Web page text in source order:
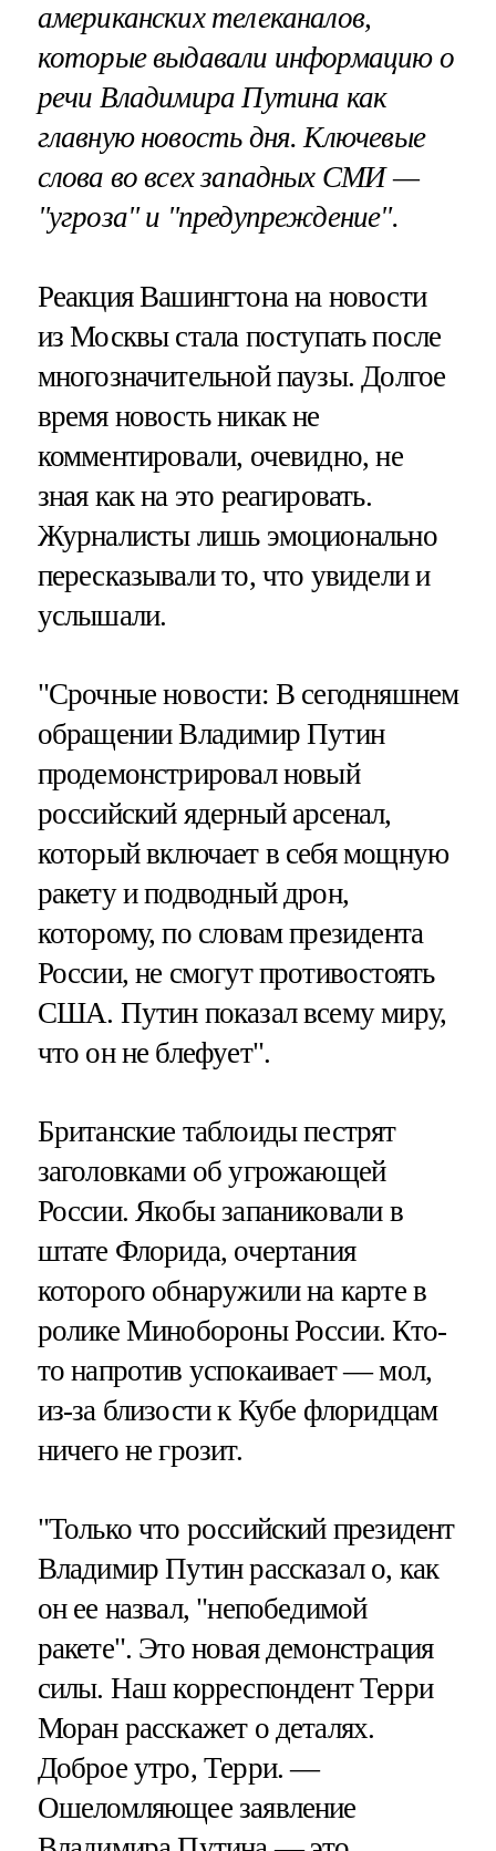
американских телеканалов,
которые выдавали информацию о
речи Владимира Путина как
главную новость дня. Ключевые
слова во всех западных СМИ —
"угроза" и "предупреждение".
Реакция Вашингтона на новости
из Москвы стала поступать после
многозначительной паузы. Долгое
время новость никак не
комментировали, очевидно, не
зная как на это реагировать.
Журналисты лишь эмоционально
пересказывали то, что увидели и
услышали.
"Срочные новости: В сегодняшнем
обращении Владимир Путин
продемонстрировал новый
российский ядерный арсенал,
который включает в себя мощную
ракету и подводный дрон,
которому, по словам президента
России, не смогут противостоять
США. Путин показал всему миру,
что он не блефует".
Британские таблоиды пестрят
заголовками об угрожающей
России. Якобы запаниковали в
штате Флорида, очертания
которого обнаружили на карте в
ролике Минобороны России. Кто-
то напротив успокаивает — мол,
из-за близости к Кубе флоридцам
ничего не грозит.
"Только что российский президент
Владимир Путин рассказал о, как
он ее назвал, "непобедимой
ракете". Это новая демонстрация
силы. Наш корреспондент Терри
Моран расскажет о деталях.
Доброе утро, Терри. —
Ошеломляющее заявление